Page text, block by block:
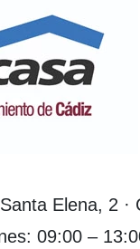
Elena, 2 ·
09:00 –